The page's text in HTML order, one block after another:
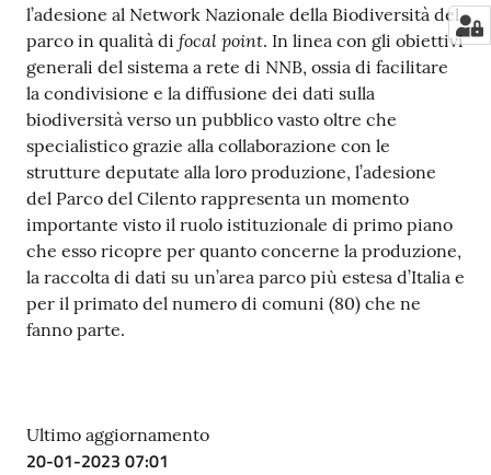
Monitoraggio
SNB2030
Scrivici
Seguici
su
l’adesione al Network Nazionale della Biodiversità del
parco in qualità di focal point. In linea con gli obiettivi
generali del sistema a rete di NNB, ossia di facilitare
la condivisione e la diffusione dei dati sulla
biodiversità verso un pubblico vasto oltre che
specialistico grazie alla collaborazione con le
strutture deputate alla loro produzione, l’adesione
del Parco del Cilento rappresenta un momento
importante visto il ruolo istituzionale di primo piano
che esso ricopre per quanto concerne la produzione,
la raccolta di dati su un’area parco più estesa d’Italia e
per il primato del numero di comuni (80) che ne
fanno parte.
Ultimo aggiornamento
20-01-2023 07:01